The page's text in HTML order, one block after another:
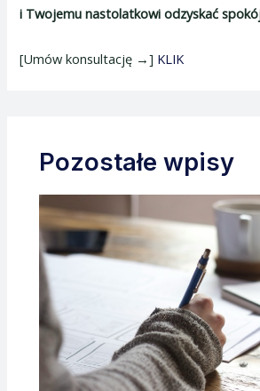
i Twojemu nastolatkowi odzyskać
[Umów konsultację →] KLIK
Pozostałe wpisy